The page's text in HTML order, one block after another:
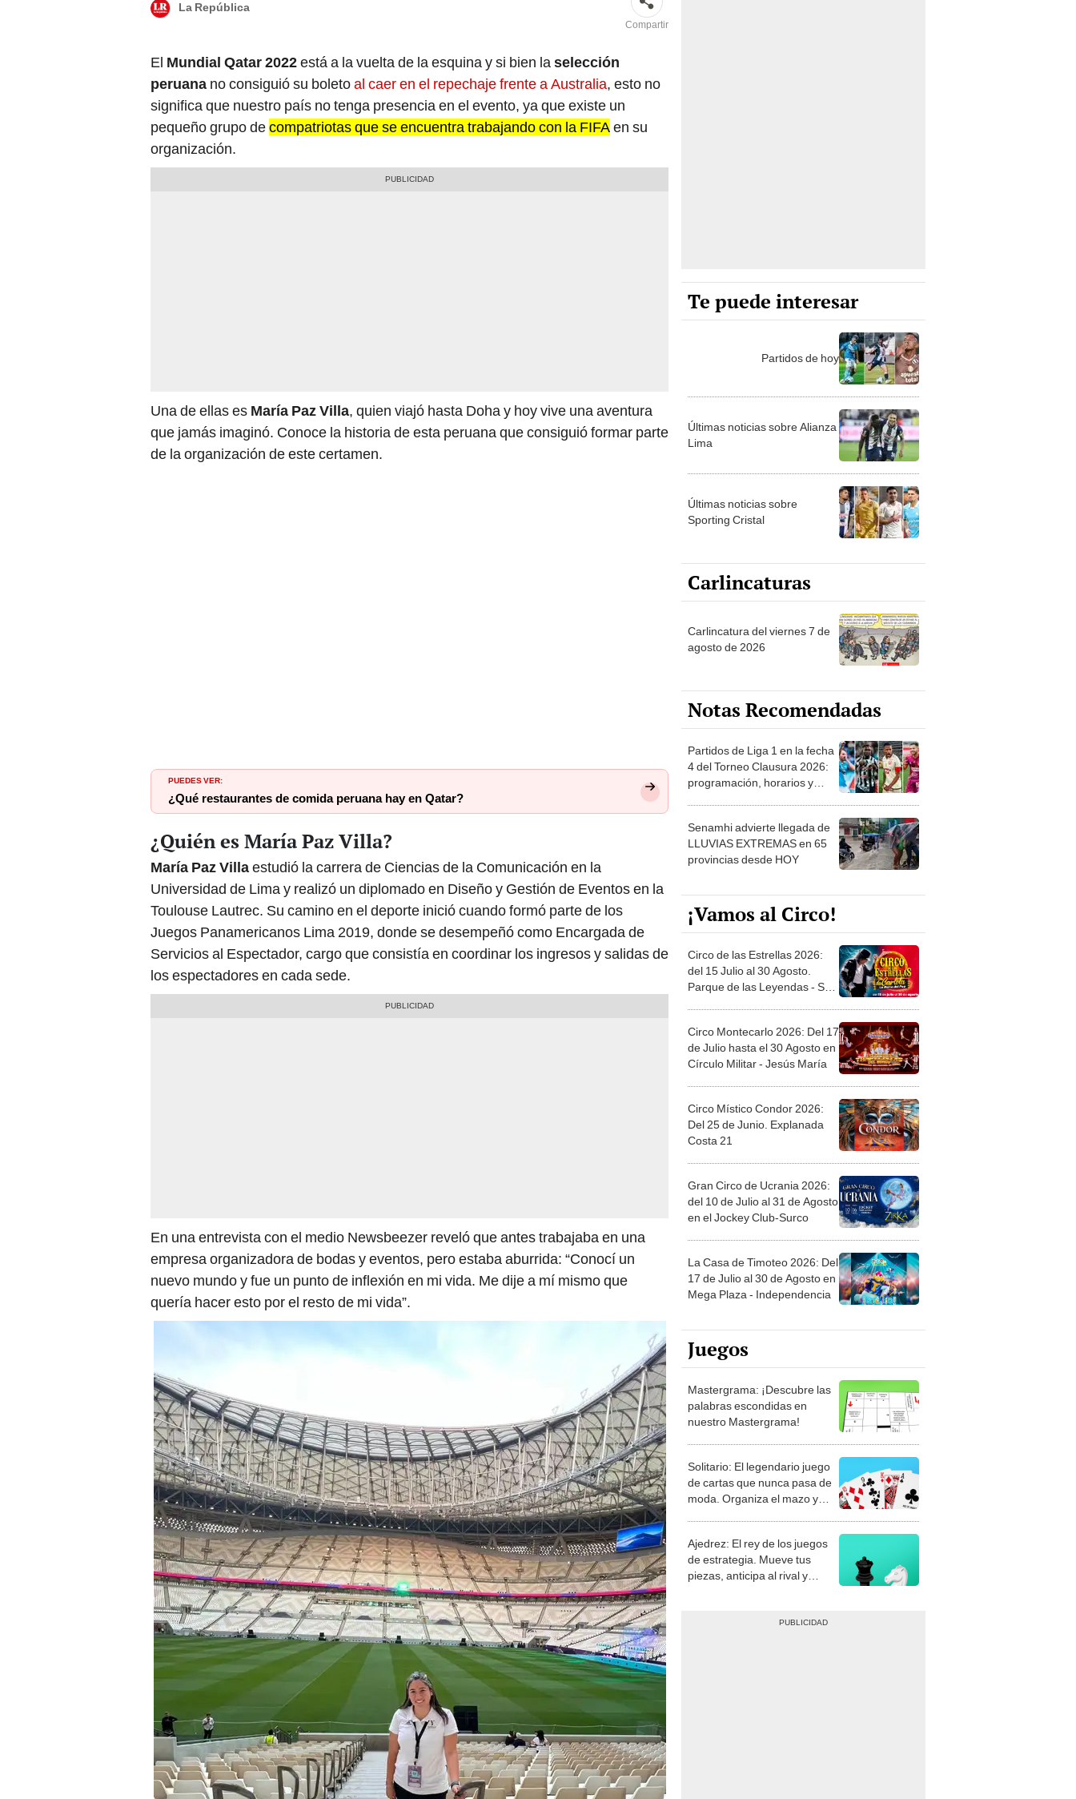
La República
Compartir
El Mundial Qatar 2022está a la vuelta de la esquina y si bien la selección
peruana no consiguió su boletoal caer en el repechaje frente a Australia, esto no
significa que nuestro país no tenga presencia en el evento, ya que existe un
pequeño grupo decompatriotas que se encuentra trabajando con la FIFAen su
organización.
Una de ellas es María Paz Villa, quien viajó hasta Doha y hoy vive una aventura
que jamás imaginó. Conoce la historia de esta peruana que consiguió formar parte
de la organización de este certamen.
PUEDES VER:
¿Qué restaurantes de comida peruana hay en Qatar?
¿Quién es María Paz Villa?
María Paz Villaestudió la carrera de Ciencias de la Comunicación en la
Universidad de Lima y realizó un diplomado en Diseño y Gestión de Eventos en la
Toulouse Lautrec. Su camino en el deporte inició cuando formó parte de los
Juegos Panamericanos Lima 2019, donde se desempeñó como Encargada de
Servicios al Espectador, cargo que consistía en coordinar los ingresos y salidas de
los espectadores en cada sede.
En una entrevista con el medio Newsbeezer reveló que antes trabajaba en una
empresa organizadora de bodas y eventos, pero estaba aburrida: “Conocí un
nuevo mundo y fue un punto de inflexión en mi vida. Me dije a mí mismo que
quería hacer esto por el resto de mi vida”.
Te puede interesar
Partidos de hoy
Últimas noticias sobre Alianza
Lima
Últimas noticias sobre
Sporting Cristal
Carlincaturas
Carlincatura del viernes 7 de
agosto de 2026
Notas Recomendadas
Partidos de Liga 1 en la fecha
4 del Torneo Clausura 2026:
programación, horarios y
Senamhi advierte llegada de
LLUVIAS EXTREMAS en 65
provincias desde HOY
¡Vamos al Circo!
Circo de las Estrellas 2026:
del 15 Julio al 30 Agosto.
Parque de las Leyendas - San
Circo Montecarlo 2026: Del 17
de Julio hasta el 30 Agosto en
Círculo Militar - Jesús María
Circo Místico Condor 2026:
Del 25 de Junio. Explanada
Costa 21
Gran Circo de Ucrania 2026:
del 10 de Julio al 31 de Agosto
en el Jockey Club-Surco
La Casa de Timoteo 2026: Del
17 de Julio al 30 de Agosto en
Mega Plaza - Independencia
Juegos
Mastergrama: ¡Descubre las
palabras escondidas en
nuestro Mastergrama!
Solitario: El legendario juego
de cartas que nunca pasa de
moda. Organiza el mazo y
Ajedrez: El rey de los juegos
de estrategia. Mueve tus
piezas, anticipa al rival y